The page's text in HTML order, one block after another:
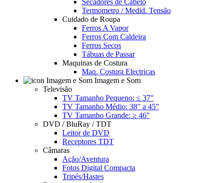
Secadores de Cabelo
Termometro / Medid. Tensão
Cuidado de Roupa
Ferros A Vapor
Ferros Com Caldeira
Ferros Secos
Tábuas de Passar
Maquinas de Costura
Maq. Costura Electricas
Imagem e Som
Televisão
TV Tamanho Pequeno: ≤ 37"
TV Tamanho Médio: 38" a 45"
TV Tamanho Grande: ≥ 46"
DVD / BluRay / TDT
Leitor de DVD
Receptores TDT
Câmaras
Ação/Aventura
Fotos Digital Compacta
Tripés/Hastes